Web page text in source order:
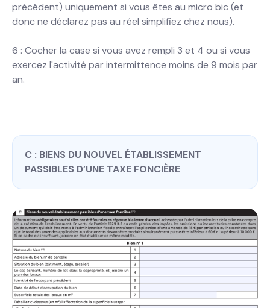
précédent) uniquement si vous êtes au micro bic (et
donc ne déclarez pas au réel simplifiez chez nous).
6 : Cocher la case si vous avez rempli 3 et 4 ou si vous
exercez l'activité par intermittence moins de 9 mois par
an.
C : BIENS DU NOUVEL ÉTABLISSEMENT
PASSIBLES D’UNE TAXE FONCIÈRE